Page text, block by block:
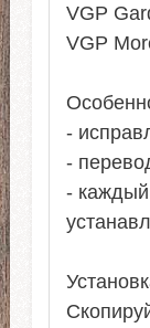
VGP
VGP
-
-
- каждый